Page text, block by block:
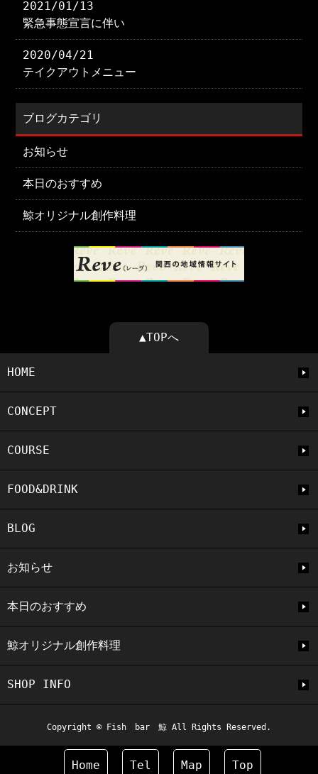
2021/01/13
緊急事態宣言に伴い
2020/04/21
テイクアウトメニュー
ブログカテゴリ
お知らせ
本日のおすすめ
鯨オリジナル創作料理
▲TOPへ
HOME
CONCEPT
COURSE
FOOD&DRINK
BLOG
お知らせ
本日のおすすめ
鯨オリジナル創作料理
SHOP INFO
Copyright © Fish bar 鯨 All Rights Reserved.
Home Tel Map Top